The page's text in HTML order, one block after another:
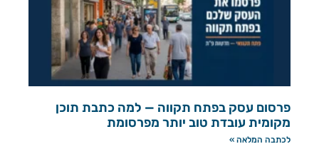
פרסום עסק בפתח תקווה — למה כתבת תוכן
מקומית עובדת טוב יותר מפרסומת
לכתבה המלאה »